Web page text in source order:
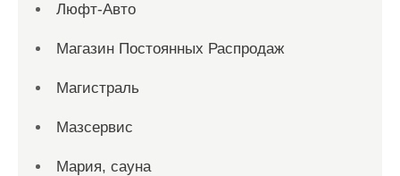
Люфт-Авто
Магазин Постоянных Распродаж
Магистраль
Мазсервис
Мария, сауна